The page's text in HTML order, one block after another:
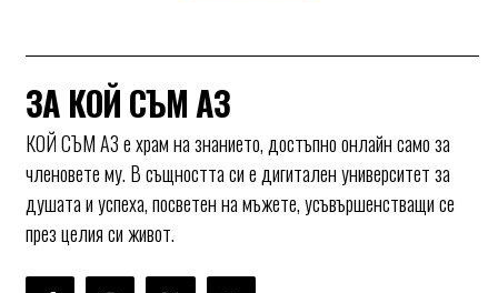
ЗА КОЙ СЪМ АЗ
КОЙ СЪМ АЗ е храм на знанието, достъпно онлайн само за
членовете му. В същността си е дигитален университет за
душата и успеха, посветен на мъжете, усъвършенстващи се
през целия си живот.